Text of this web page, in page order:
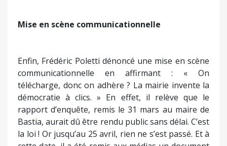
transports ; des chevauchements entre zones
contournement du travail de planification
intercommunale. Il rappelle aussi qu’il avait révélé
publiquement cet avis défavorable et que le
président de la Communauté d’Agglomération de
Bastia n’avait pas nié l’authenticité du document
formulent les réserves de son institution (mais
avait soutenu que l’avis n’avait pas été transmis
officiellement à la commune de Bastia).